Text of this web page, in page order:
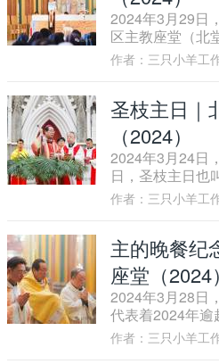
2024年3月29日
区主教座堂（北
式。
作者：三只小羊工
圣枝主日｜
（2024）
2024年3月24日
日，圣枝主日也
日，是受难周的
始。
作者：三只小羊工
主的晚餐纪
座堂（2024）
2024年3月28日
代表着2024年逾
作者：三只小羊工